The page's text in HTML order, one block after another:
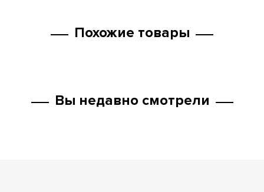
Похожие товары
Вы недавно смотрели